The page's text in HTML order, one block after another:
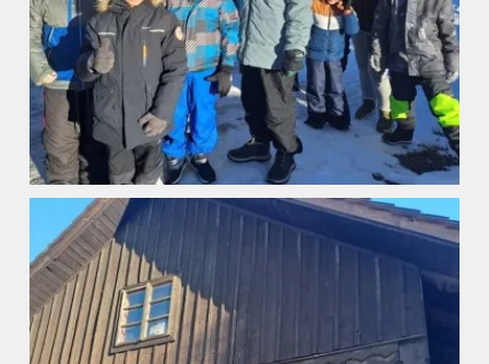
ZŠ a MŠ při nemocnici
Školní družina
Fotogalerie
Kalendář akcí
Aktuality
Kontakty